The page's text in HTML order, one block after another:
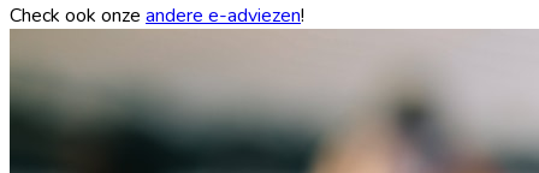
Check ook onze andere e-adviezen!